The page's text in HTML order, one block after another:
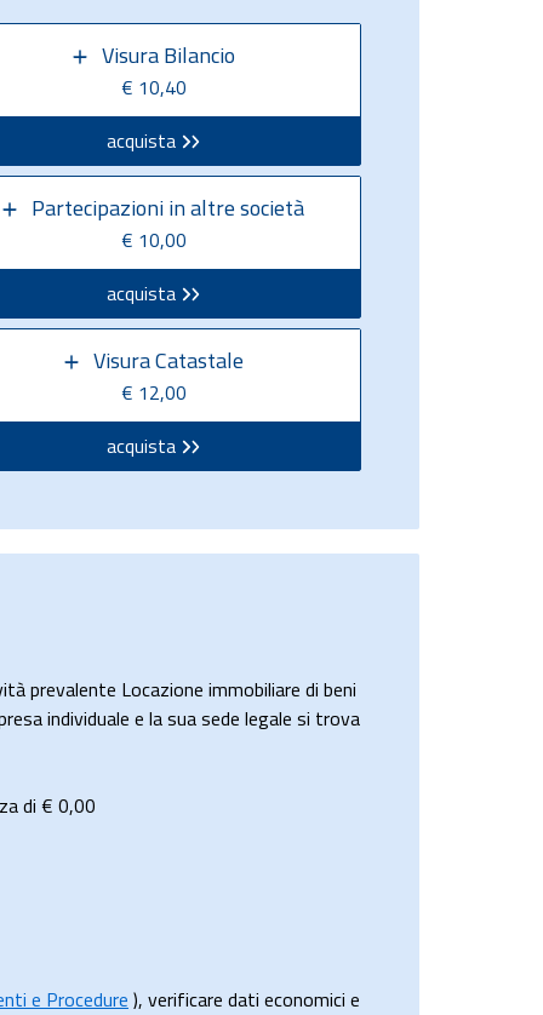
Visura Bilancio
€ 10,40
acquista
Partecipazioni in altre società
€ 10,00
acquista
Visura Catastale
€ 12,00
acquista
prevalente Locazione immobiliare di beni
individuale e la sua sede legale si trova
di € 0,00
e Procedure ), verificare dati economici e